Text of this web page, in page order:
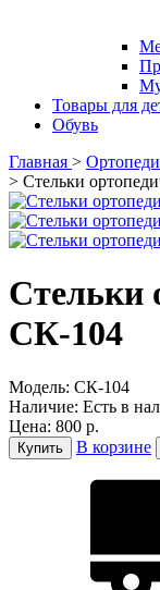
Товары для
Обувь
Главная >
> Стельки
Стельки
СК-104
Модель: СК-104
Наличие: Есть в
Цена: 800 р.
Купить В корзине